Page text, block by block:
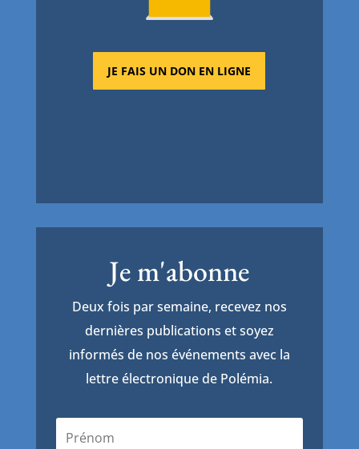
JE FAIS UN DON EN LIGNE
Je m'abonne
Deux fois par semaine, recevez nos
dernières publications et soyez
informés de nos événements avec la
lettre électronique de Polémia.